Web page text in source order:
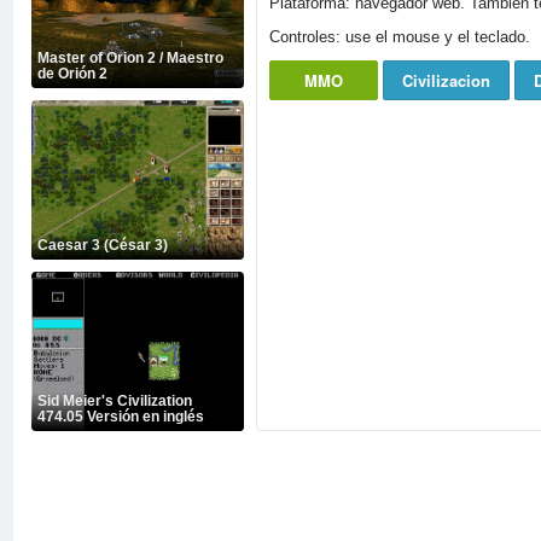
Master of Orion 2 / Maestro
de Orión 2
Caesar 3 (César 3)
Sid Meier's Civilization
474.05 Versión en inglés
Controles: use el mouse y el teclado.
MMO Civilizacion